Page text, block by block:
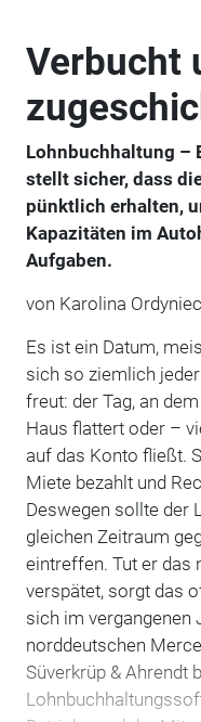
Verbucht
Lohnbuchhaltung –
stellt sicher, dass
pünktlich erhalten,
Kapazitäten im
Aufgaben.
von Karolina Ordyniec
Es ist ein Datum,
sich so ziemlich
freut: der Tag, an
Haus flattert oder –
auf das Konto fließt.
Miete bezahlt und
Deswegen sollte der
gleichen Zeitraum
eintreffen. Tut er das
verspätet, sorgt das
sich im vergangenen
norddeutschen
Süverkrüp & Ahrendt